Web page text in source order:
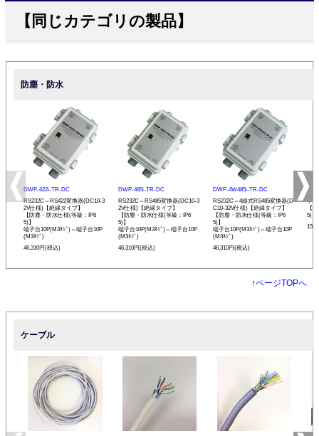
【同じカテゴリの製品】
防塵・防水
DWP-422i-TR-DC
RS232C⇔RS422変換器(DC10-3
2V仕様)【絶縁タイプ】
【防塵・防水仕様(等級：IP6
5)】
端子台10P(M3ﾈｼﾞ)⇔端子台10P
(M3ﾈｼﾞ)
46,310円(税込)
DWP-485i-TR-DC
RS232C⇔RS485変換器(DC10-3
2V仕様)【絶縁タイプ】
【防塵・防水仕様(等級：IP6
5)】
端子台10P(M3ﾈｼﾞ)⇔端子台10P
(M3ﾈｼﾞ)
46,310円(税込)
DWP-4W485i-TR-DC
RS232C⇔4線式RS485変換器(D
C10-32V仕様)【絶縁タイプ】
【防塵・防水仕様(等級：IP6
5)】
端子台10P(M3ﾈｼﾞ)⇔端子台10P
(M3ﾈｼﾞ)
46,310円(税込)
ケ
【
5)】
↑ページTOPへ
ケーブル